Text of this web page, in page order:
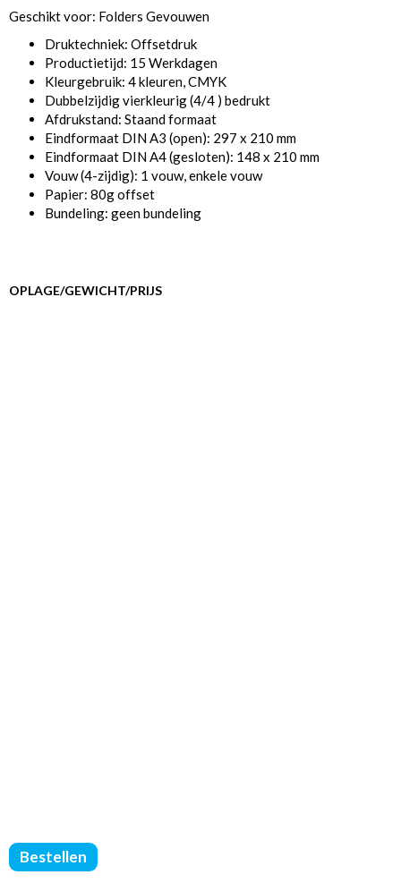
Geschikt voor: Folders Gevouwen
Druktechniek: Offsetdruk
Productietijd: 15 Werkdagen
Kleurgebruik: 4 kleuren, CMYK
Dubbelzijdig vierkleurig (4/4 ) bedrukt
Afdrukstand: Staand formaat
Eindformaat DIN A3 (open): 297 x 210 mm
Eindformaat DIN A4 (gesloten): 148 x 210 mm
Vouw (4-zijdig): 1 vouw, enkele vouw
Papier: 80g offset
Bundeling: geen bundeling
OPLAGE/GEWICHT/PRIJS
FOLDERS
GEVOUWEN
Bestellen